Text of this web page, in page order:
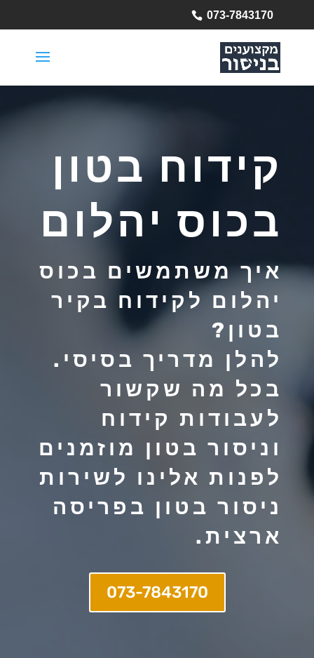
073-7843170
קידוח בטון
בכוס יהלום
איך משתמשים בכוס
יהלום לקידוח בקיר
בטון?
להלן מדריך בסיסי.
בכל מה שקשור
לעבודות קידוח
וניסור בטון מוזמנים
לפנות אלינו לשירות
ניסור בטון בפריסה
ארצית.
073-7843170